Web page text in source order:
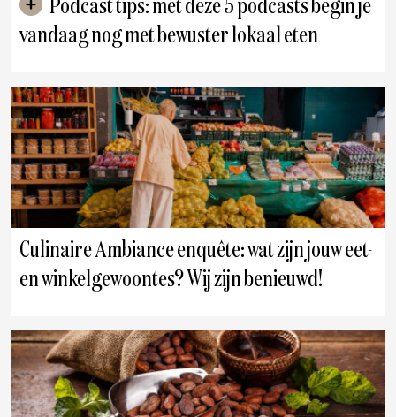
vandaag nog met bewuster lokaal eten
Culinaire Ambiance enquête: wat zijn jouw eet-
en winkelgewoontes? Wij zijn benieuwd!